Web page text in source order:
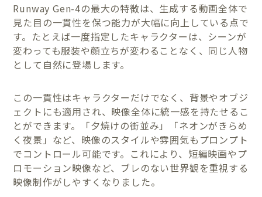
Runway Gen-4の最大の特徴は、生成する動画全体で
見た目の一貫性を保つ能力が大幅に向上している点で
す。たとえば一度指定したキャラクターは、シーンが
変わっても服装や顔立ちが変わることなく、同じ人物
として自然に登場します。
この一貫性はキャラクターだけでなく、背景やオブジ
ェクトにも適用され、映像全体に統一感を持たせるこ
とができます。「夕焼けの街並み」「ネオンがきらめ
く夜景」など、映像のスタイルや雰囲気もプロンプト
でコントロール可能です。これにより、短編映画やプ
ロモーション映像など、ブレのない世界観を重視する
映像制作がしやすくなりました。